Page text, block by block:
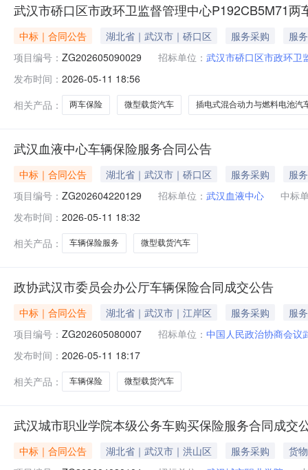
武汉市硚口区市政环卫监督管理中心P192CB5M71两
中标｜合同公告 湖北省｜武汉市｜硚口区 服务采购
服务
项目编号： ZG202605090029 招标单位： 武汉市硚口区市政环卫
发布时间： 2026-05-11 18:56
相关产品：
两车保险 微型载货汽车 插电式混合动力与燃料电池汽
武汉血液中心车辆保险服务合同公告
中标｜合同公告 湖北省｜武汉市｜硚口区 服务采购
服务
项目编号： ZG202604220129 招标单位： 武汉血液中心
中标
发布时间： 2026-05-11 18:32
相关产品：
车辆保险服务 微型载货汽车
政协武汉市委员会办公厅车辆保险合同成交公告
中标｜合同公告 湖北省｜武汉市｜江岸区 服务采购
服务
项目编号： ZG202605080007 招标单位： 中国人民政治协商会议
发布时间： 2026-05-11 18:17
相关产品：
车辆保险 微型载货汽车
武汉城市职业学院本级公务车购买保险服务合同成交
中标｜合同公告 湖北省｜武汉市｜洪山区 服务采购
货物